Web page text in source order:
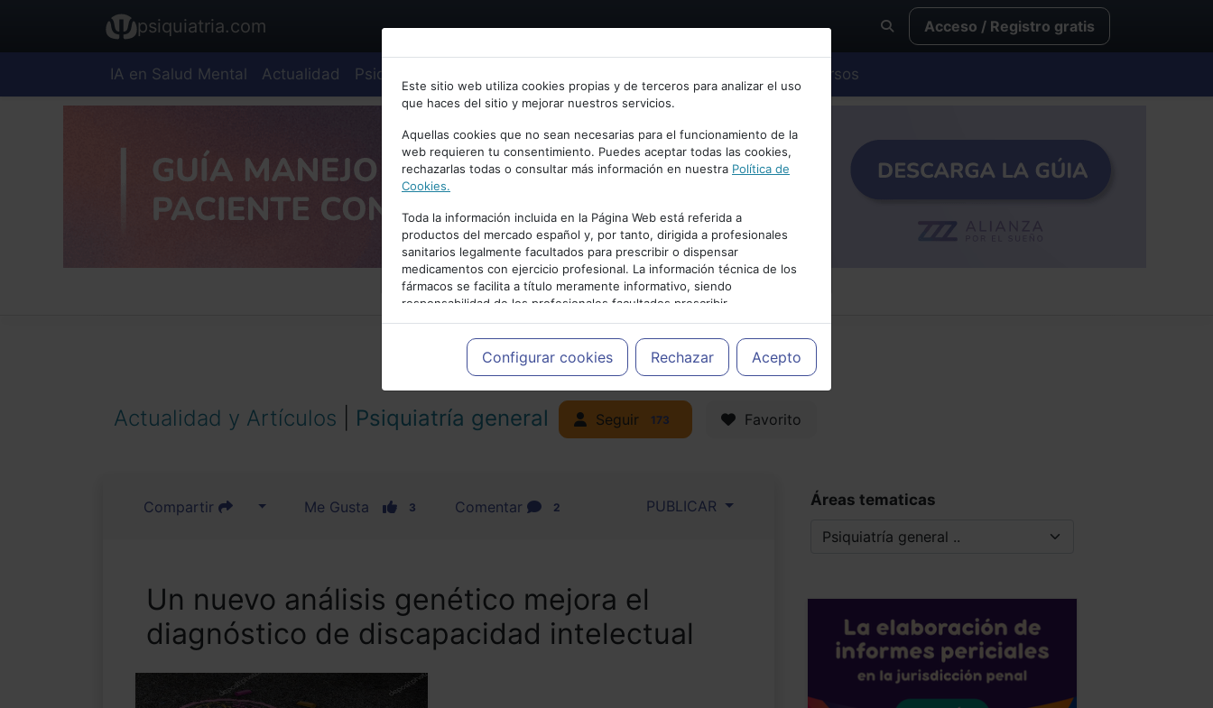
Bienvenid@ a psiquiatria.com
Escribe tu Email
Accede o regístrate con tu email.
Cancelar
psiquiatria.com Acceso / Registro gratis
IA en Salud Mental Actualidad Psiquiatría Cursos
Este sitio web utiliza cookies propias y de terceros para analizar el uso
que haces del sitio y mejorar nuestros servicios.
Aquellas cookies que no sean necesarias para el funcionamiento de la
web requieren tu consentimiento. Puedes aceptar todas las cookies,
rechazarlas todas o consultar más información en nuestra Política de
Cookies.
Toda la información incluida en la Página Web está referida a
productos del mercado español y, por tanto, dirigida a profesionales
sanitarios legalmente facultados para prescribir o dispensar
medicamentos con ejercicio profesional. La información técnica de los
fármacos se facilita a título meramente informativo, siendo
responsabilidad de los profesionales facultados prescribir
medicamentos y decidir, en cada caso concreto, el tratamiento más
adecuado a las necesidades del paciente.
Configurar cookies Rechazar Acepto
PUBLICIDAD
Actualidad y Artículos Psiquiatría general Seguir 173 Favorito
Compartir Me Gusta 3 Comentar 2 PUBLICAR
Un nuevo análisis genético mejora el
diagnóstico de discapacidad intelectual
Áreas tematicas